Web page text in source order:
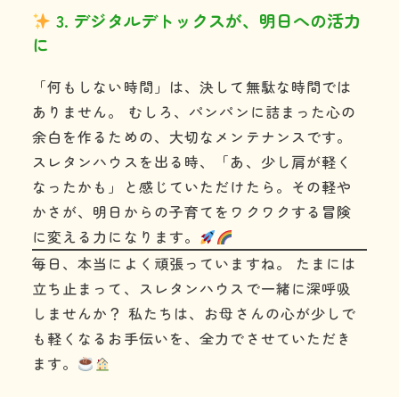
3. デジタルデトックスが、明日への活力
に
「何もしない時間」は、決して無駄な時間では
ありません。 むしろ、パンパンに詰まった心の
余白を作るための、大切なメンテナンスです。
スレタンハウスを出る時、「あ、少し肩が軽く
なったかも」と感じていただけたら。その軽や
かさが、明日からの子育てをワクワクする冒険
に変える力になります。
毎日、本当によく頑張っていますね。 たまには
立ち止まって、スレタンハウスで一緒に深呼吸
しませんか？ 私たちは、お母さんの心が少しで
も軽くなるお手伝いを、全力でさせていただき
ます。